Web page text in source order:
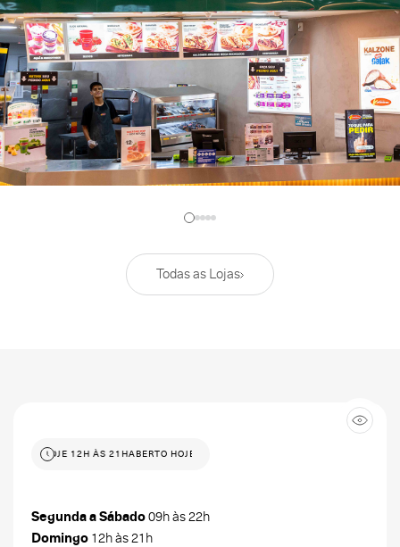
Todas as Lojas
HOJE 12H ÀS 21HABERTO HOJE 12H ÀS 21H
Segunda a Sábado09h às 22h
Domingo 12h às 21h